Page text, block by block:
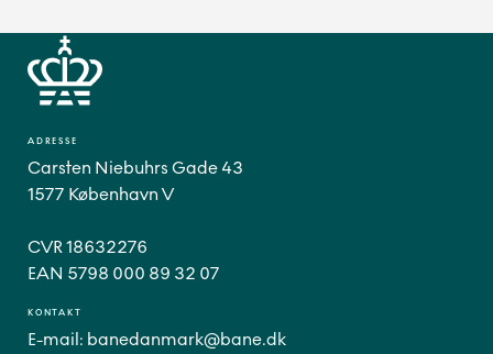
ADRESSE
Carsten Niebuhrs Gade 43
1577 København V
CVR 18632276
EAN 5798 000 89 32 07
KONTAKT
E-mail: banedanmark@bane.dk